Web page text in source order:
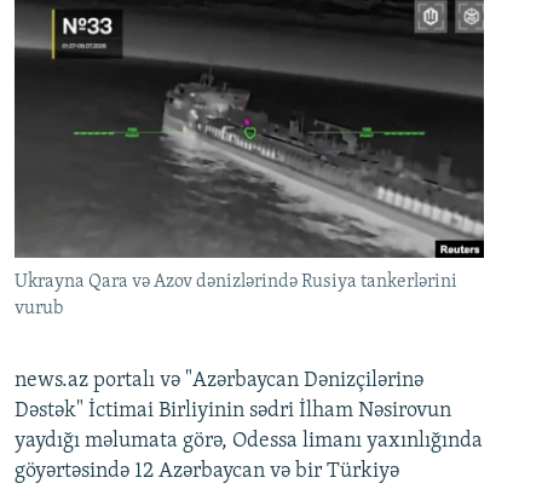
Ukrayna Qara və Azov dənizlərində Rusiya tankerlərini
vurub
news.az portalı və "Azərbaycan Dənizçilərinə
Dəstək" İctimai Birliyinin sədri İlham Nəsirovun
yaydığı məlumata görə, Odessa limanı yaxınlığında
göyərtəsində 12 Azərbaycan və bir Türkiyə